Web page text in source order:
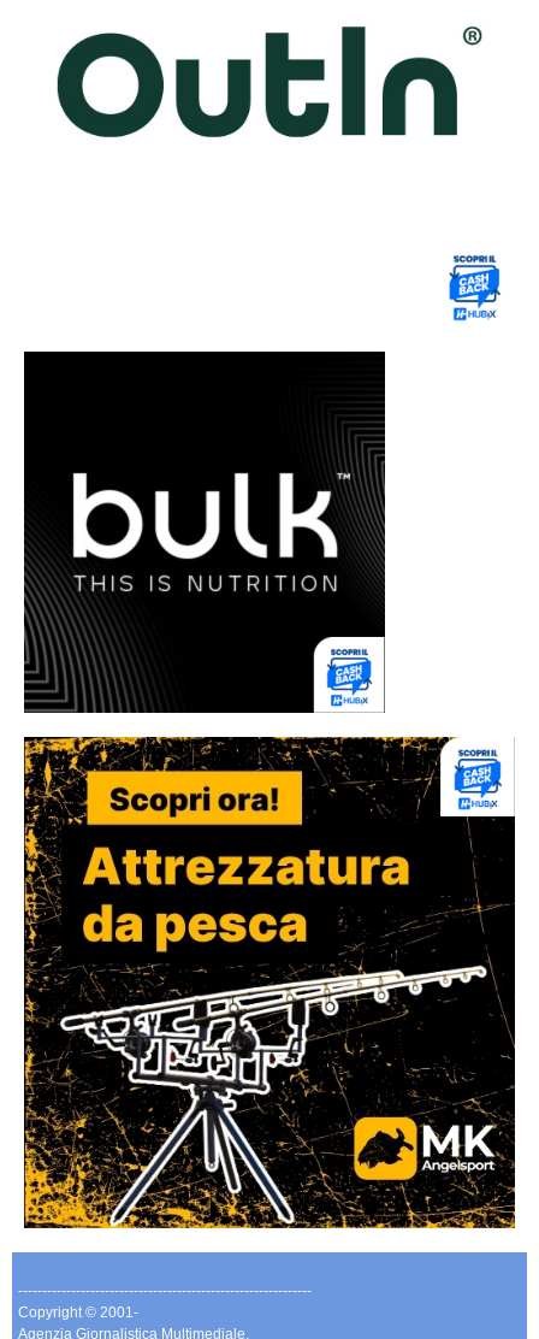
-------------------------------------------------------------
Copyright © 2001-
Agenzia Giornalistica Multimediale.